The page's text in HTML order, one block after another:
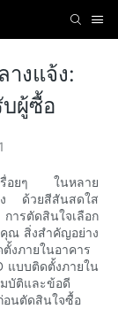
างแจ้ง:
ผู้ซื้อ
รื่อยๆ ในหลาย
ง ด้วยสีสันสดใส
ารตัดสินใจเลือก
คุณ สิ่งสำคัญอย่าง
งภายในอาคาร
แบบติดตั้งภายใน
บัติและข้อดี
อนตัดสินใจซื้อ